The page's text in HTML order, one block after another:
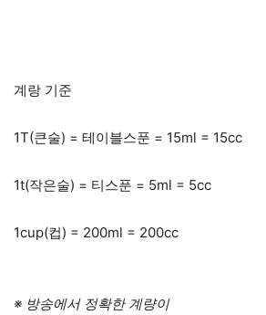
계랑 기준
1T(큰술) = 테이블스푼 = 15ml = 15cc
1t(작은술) = 티스푼 = 5ml = 5cc
1cup(컵) = 200ml = 200cc
※ 방송에서 정확한 계량이